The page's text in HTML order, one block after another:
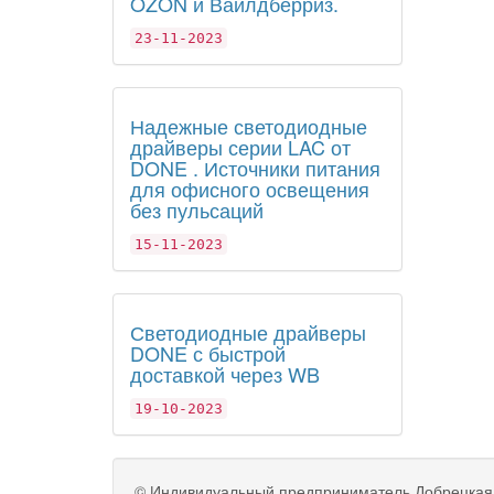
23-11-2023
Надежные светодиодные
драйверы серии LAC от
DONE . Источники питания
для офисного освещения
без пульсаций
15-11-2023
Светодиодные драйверы
DONE с быстрой
доставкой через WB
19-10-2023